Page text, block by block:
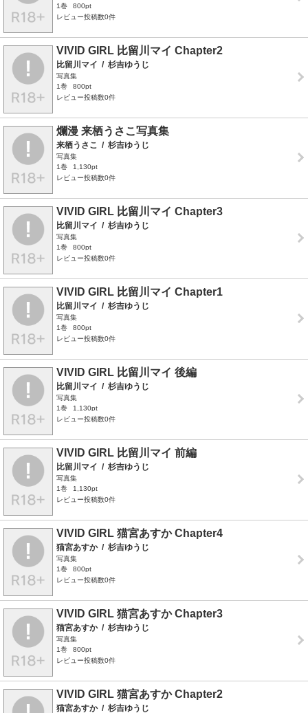
1巻
800pt
レビュー投稿数0件
VIVID GIRL 比留川マイ Chapter2
比留川マイ / 杉吉ゆうじ
写真集
1巻
800pt
レビュー投稿数0件
爛漫 来栖うさこ写真集
来栖うさこ / 杉吉ゆうじ
写真集
1巻
1,130pt
レビュー投稿数0件
VIVID GIRL 比留川マイ Chapter3
比留川マイ / 杉吉ゆうじ
写真集
1巻
800pt
レビュー投稿数0件
VIVID GIRL 比留川マイ Chapter1
比留川マイ / 杉吉ゆうじ
写真集
1巻
800pt
レビュー投稿数0件
VIVID GIRL 比留川マイ 後編
比留川マイ / 杉吉ゆうじ
写真集
1巻
1,130pt
レビュー投稿数0件
VIVID GIRL 比留川マイ 前編
比留川マイ / 杉吉ゆうじ
写真集
1巻
1,130pt
レビュー投稿数0件
VIVID GIRL 猫宮あすか Chapter4
猫宮あすか / 杉吉ゆうじ
写真集
1巻
800pt
レビュー投稿数0件
VIVID GIRL 猫宮あすか Chapter3
猫宮あすか / 杉吉ゆうじ
写真集
1巻
800pt
レビュー投稿数0件
VIVID GIRL 猫宮あすか Chapter2
猫宮あすか / 杉吉ゆうじ